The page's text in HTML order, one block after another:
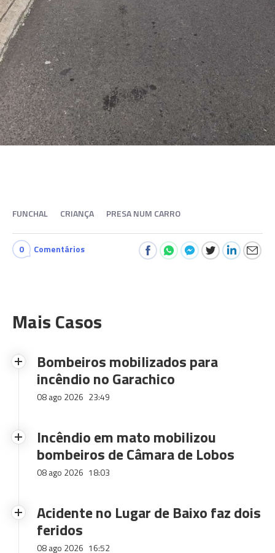
FUNCHAL CRIANÇA PRESA NUM CARRO
0 Comentários
Mais Casos
Bombeiros mobilizados para
incêndio no Garachico
08 ago 2026 23:49
Incêndio em mato mobilizou
bombeiros de Câmara de Lobos
08 ago 2026 18:03
Acidente no Lugar de Baixo faz dois
feridos
08 ago 2026 16:52